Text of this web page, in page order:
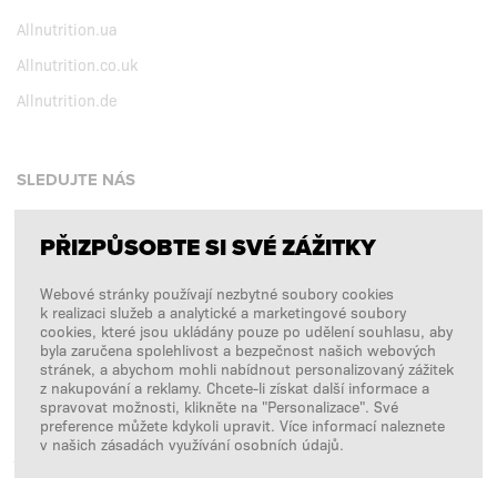
Allnutrition.ua
Allnutrition.co.uk
Allnutrition.de
SLEDUJTE NÁS
Facebook
Instagram
Copyright © 2026SFD S. A.
PLATBY ZPRACOVÁVÁ
PŘIZPŮSOBTE SI SVÉ ZÁŽITKY
Webové stránky používají nezbytné soubory cookies
k realizaci služeb a analytické a marketingové soubory
cookies, které jsou ukládány pouze po udělení souhlasu, aby
byla zaručena spolehlivost a bezpečnost našich webových
stránek, a abychom mohli nabídnout personalizovaný zážitek
z nakupování a reklamy. Chcete-li získat další informace a
spravovat možnosti, klikněte na "Personalizace". Své
preference můžete kdykoli upravit. Více informací naleznete
v našich zásadách využívání osobních údajů.